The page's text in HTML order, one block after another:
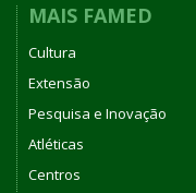
MAIS FAMED
Cultura
Extensão
Pesquisa e Inovação
Atléticas
Centros